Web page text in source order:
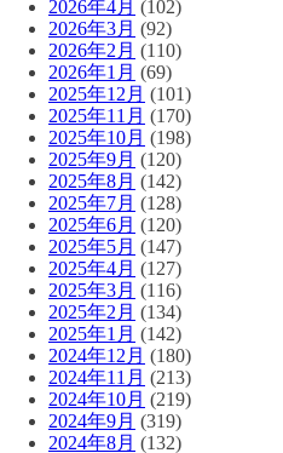
2026年4月 (102)
2026年3月 (92)
2026年2月 (110)
2026年1月 (69)
2025年12月 (101)
2025年11月 (170)
2025年10月 (198)
2025年9月 (120)
2025年8月 (142)
2025年7月 (128)
2025年6月 (120)
2025年5月 (147)
2025年4月 (127)
2025年3月 (116)
2025年2月 (134)
2025年1月 (142)
2024年12月 (180)
2024年11月 (213)
2024年10月 (219)
2024年9月 (319)
2024年8月 (132)